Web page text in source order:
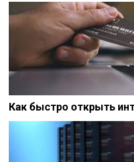
Как быстро открыть